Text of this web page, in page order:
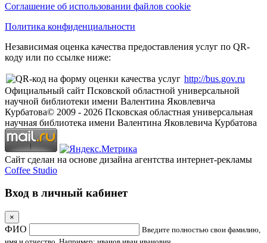
Соглашение об использовании файлов cookie
Политика конфиденциальности
Независимая оценка качества предоставления услуг по QR-
коду или по ссылке ниже:
http://bus.gov.ru
Официальный сайт Псковской областной универсальной
научной библиотеки имени Валентина Яковлевича
Курбатова© 2009 - 2026 Псковская областная универсальная
научная библиотека имени Валентина Яковлевича Курбатова
Сайт сделан на основе дизайна агентства интернет-рекламы
Coffee Studio
Вход в личный кабинет
×
ФИО
Введите полностью свои фамилию,